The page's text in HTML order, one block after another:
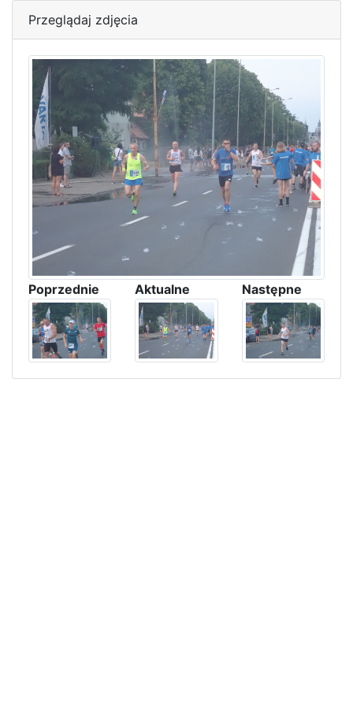
Przeglądaj zdjęcia
Poprzednie Aktualne Następne